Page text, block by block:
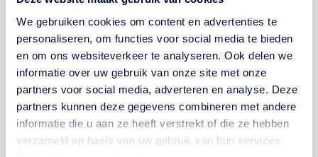
We gebruiken cookies om content en advertenties te
personaliseren, om functies voor social media te bieden
en om ons websiteverkeer te analyseren. Ook delen we
informatie over uw gebruik van onze site met onze
partners voor social media, adverteren en analyse. Deze
partners kunnen deze gegevens combineren met andere
informatie die u aan ze heeft verstrekt of die ze hebben
verzameld op basis van uw gebruik van hun services.
Maak kennis met onze Front
Office
Krijg een kijkje achter de schermen en hoor hoe onze
collega's het werken aan de Front Office van Kasteel
De Vanenburg ervaren. 'Je bent het eerste
aanspreekpunt. Het is een heel fijn bedrijf en je kan
écht wat voor gasten betekenen.'